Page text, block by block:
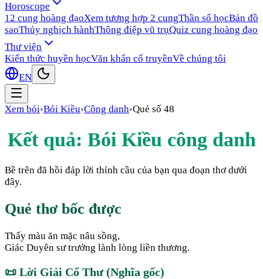
Horoscope
12 cung hoàng đạoXem tương hợp 2 cungThần số họcBản đồ
saoThủy nghịch hànhThông điệp vũ trụQuiz cung hoàng đạo
Thư viện
Kiến thức huyền họcVăn khấn cổ truyềnVề chúng tôi
EN
Xem bói›Bói Kiều›Công danh›Quẻ số 48
Kết quả: Bói Kiều công danh
Bề trên đã hồi đáp lời thỉnh cầu của bạn qua đoạn thơ dưới
đây.
Quẻ thơ bốc được
Thấy màu ăn mặc nâu sồng,
Giác Duyên sư trưởng lành lòng liền thương.
📜 Lời Giải Cổ Thư (Nghĩa gốc)